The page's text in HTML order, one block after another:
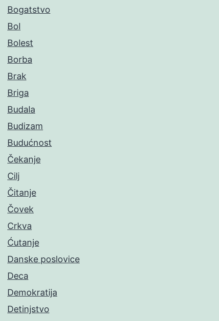
Bogatstvo
Bol
Bolest
Borba
Brak
Briga
Budala
Budizam
Budućnost
Čekanje
Cilj
Čitanje
Čovek
Crkva
Ćutanje
Danske poslovice
Deca
Demokratija
Detinjstvo